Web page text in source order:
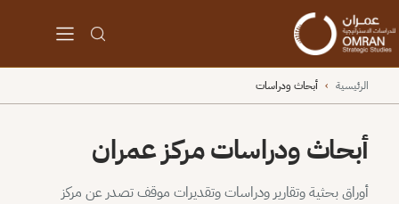
الرئيسية › أبحاث ودراسات
أبحاث ودراسات مركز عمران
أوراق بحثية وتقارير ودراسات وتقديرات موقف تصدر عن مركز